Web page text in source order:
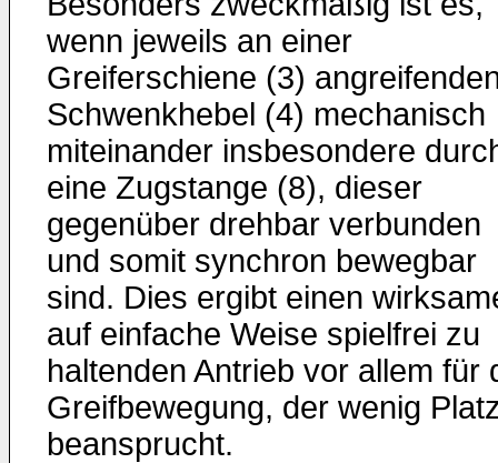
wenn jeweils an einer
Greiferschiene (3)
Schwenkhebel (4) mechanisch
miteinander insbesondere
eine Zugstange (8), dieser
gegenüber drehbar verbunden
und somit synchron bewegbar
sind. Dies ergibt einen
auf einfache Weise spielfrei zu
haltenden Antrieb vor allem für
Greifbewegung, der wenig
beansprucht.